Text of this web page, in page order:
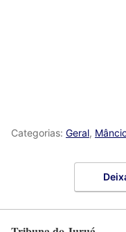
Categorias: Geral,